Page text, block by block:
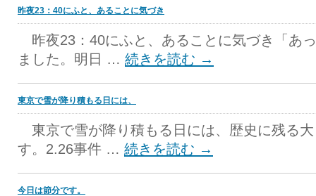
昨夜23：40にふと、あることに気づき
昨夜23：40にふと、あることに気づき「あ
ました。明日 … 続きを読む →
東京で雪が降り積もる日には、
東京で雪が降り積もる日には、歴史に残る
す。2.26事件 … 続きを読む →
今日は節分です。